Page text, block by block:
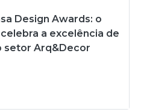
Design Awards: o
a excelência de
setor Arq&Decor